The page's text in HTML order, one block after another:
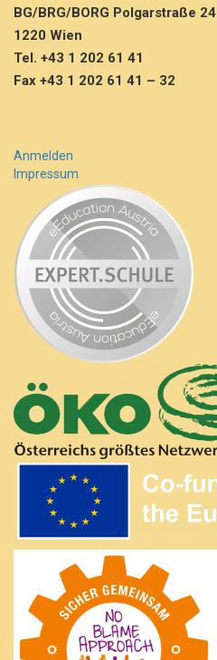
BG/BRG/BORG Polgarstraße 24
1220 Wien
Tel. +43 1 202 61 41
Fax +43 1 202 61 41 – 32
Anmelden
Impressum